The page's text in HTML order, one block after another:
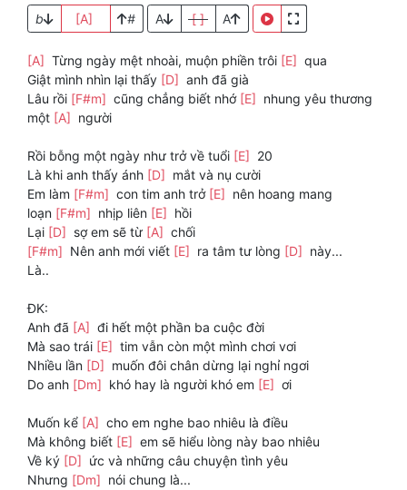
b [A] # A [ ] A
[A] Từng ngày mệt nhoài, muộn phiền trôi [E] qua
Giật mình nhìn lại thấy [D] anh đã già
Lâu rồi [F#m] cũng chẳng biết nhớ [E] nhung yêu thương
một [A] người
Rồi bỗng một ngày như trở về tuổi [E] 20
Là khi anh thấy ánh [D] mắt và nụ cười
Em làm [F#m] con tim anh trở [E] nên hoang mang
loạn [F#m] nhịp liên [E] hồi
Lại [D] sợ em sẽ từ [A] chối
[F#m] Nên anh mới viết [E] ra tâm tư lòng [D] này...
Là..
ĐK:
Anh đã [A] đi hết một phần ba cuộc đời
Mà sao trái [E] tim vẫn còn một mình chơi vơi
Nhiều lần [D] muốn đôi chân dừng lại nghỉ ngơi
Do anh [Dm] khó hay là người khó em [E] ơi
Muốn kể [A] cho em nghe bao nhiêu là điều
Mà không biết [E] em sẽ hiểu lòng này bao nhiêu
Về ký [D] ức và những câu chuyện tình yêu
Nhưng [Dm] nói chung là...